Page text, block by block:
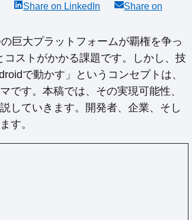
Share on LinkedIn
Share on
巨大プラットフォームが覇権を争っ
ストがかかる課題です。しかし、技
で動かす」というコンセプトは、
です。本稿では、その実現可能性、
していきます。開発者、企業、そし
す。